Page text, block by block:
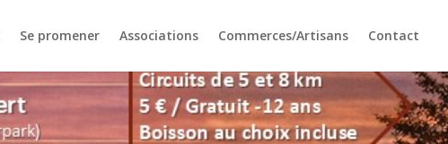
Se promener Associations Commerces/Artisans Contact